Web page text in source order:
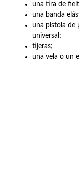
una tira de
una banda
una pistola de
universal;
tijeras;
una vela o un